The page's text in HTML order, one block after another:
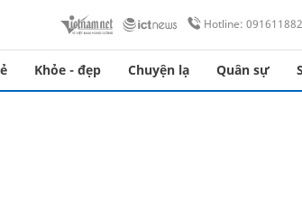
Hotline:
Khỏe - đẹp Chuyện lạ Quân sự